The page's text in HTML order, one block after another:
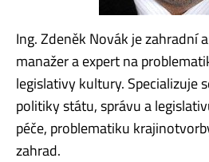
Ing. Zdeněk Novák je zahradní
manažer a expert na
legislativy kultury. Specializuje
politiky státu, správu a
péče, problematiku
zahrad.